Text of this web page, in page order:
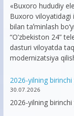
«Buxoro hududiy
Buxoro viloyatidagi
bilan taʼminlash
“O’zbekiston 24”
dasturi viloyatda
modernizatsiya
2026-yilning
30.07.2026
2026-yilning